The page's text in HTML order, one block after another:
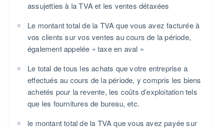
assujetties à la TVA et les ventes détaxées
Le montant total de la TVA que vous avez facturée à
vos clients sur vos ventes au cours de la période,
également appelée « taxe en aval »
Le total de tous les achats que votre entreprise a
effectués au cours de la période, y compris les biens
achetés pour la revente, les coûts d’exploitation tels
que les fournitures de bureau, etc.
le montant total de la TVA que vous avez payée sur